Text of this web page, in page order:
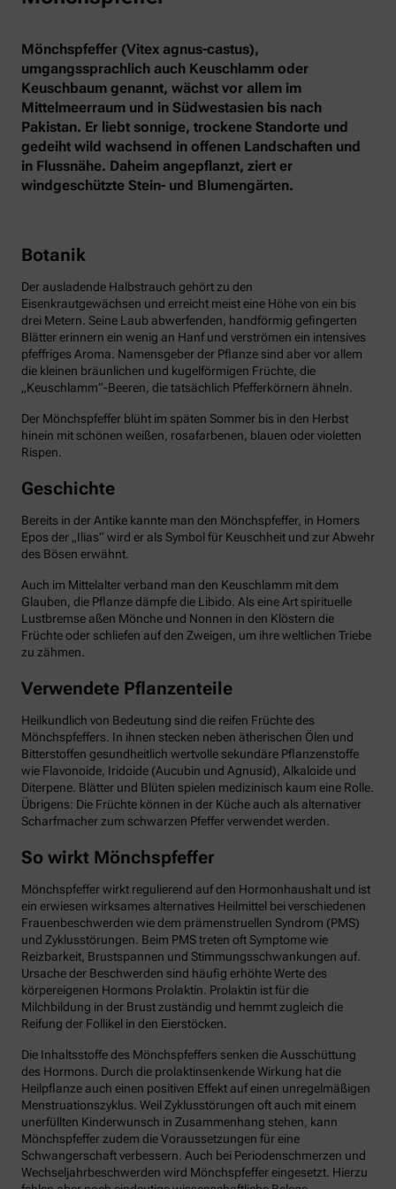
Mönchspfeffer (Vitex agnus-castus),
umgangssprachlich auch Keuschlamm oder
Keuschbaum genannt, wächst vor allem im
Mittelmeerraum und in Südwestasien bis nach
Pakistan. Er liebt sonnige, trockene Standorte und
gedeiht wild wachsend in offenen Landschaften und
in Flussnähe. Daheim angepflanzt, ziert er
windgeschützte Stein- und Blumengärten.
Botanik
Der ausladende Halbstrauch gehört zu den
Eisenkrautgewächsen und erreicht meist eine Höhe von ein bis
drei Metern. Seine Laub abwerfenden, handförmig gefingerten
Blätter erinnern ein wenig an Hanf und verströmen ein intensives
pfeffriges Aroma. Namensgeber der Pflanze sind aber vor allem
die kleinen bräunlichen und kugelförmigen Früchte, die
„Keuschlamm“-Beeren, die tatsächlich Pfefferkörnern ähneln.
Der Mönchspfeffer blüht im späten Sommer bis in den Herbst
hinein mit schönen weißen, rosafarbenen, blauen oder violetten
Rispen.
Geschichte
Bereits in der Antike kannte man den Mönchspfeffer, in Homers
Epos der „Ilias“ wird er als Symbol für Keuschheit und zur Abwehr
des Bösen erwähnt.
Auch im Mittelalter verband man den Keuschlamm mit dem
Glauben, die Pflanze dämpfe die Libido. Als eine Art spirituelle
Lustbremse aßen Mönche und Nonnen in den Klöstern die
Früchte oder schliefen auf den Zweigen, um ihre weltlichen Triebe
zu zähmen.
Verwendete Pflanzenteile
Heilkundlich von Bedeutung sind die reifen Früchte des
Mönchspfeffers. In ihnen stecken neben ätherischen Ölen und
Bitterstoffen gesundheitlich wertvolle sekundäre Pflanzenstoffe
wie Flavonoide, Iridoide (Aucubin und Agnusid), Alkaloide und
Diterpene. Blätter und Blüten spielen medizinisch kaum eine Rolle.
Übrigens: Die Früchte können in der Küche auch als alternativer
Scharfmacher zum schwarzen Pfeffer verwendet werden.
So wirkt Mönchspfeffer
Mönchspfeffer wirkt regulierend auf den Hormonhaushalt und ist
ein erwiesen wirksames alternatives Heilmittel bei verschiedenen
Frauenbeschwerden wie dem prämenstruellen Syndrom (PMS)
und Zyklusstörungen. Beim PMS treten oft Symptome wie
Reizbarkeit, Brustspannen und Stimmungsschwankungen auf.
Ursache der Beschwerden sind häufig erhöhte Werte des
körpereigenen Hormons Prolaktin. Prolaktin ist für die
Milchbildung in der Brust zuständig und hemmt zugleich die
Reifung der Follikel in den Eierstöcken.
Die Inhaltsstoffe des Mönchspfeffers senken die Ausschüttung
des Hormons. Durch die prolaktinsenkende Wirkung hat die
Heilpflanze auch einen positiven Effekt auf einen unregelmäßigen
Menstruationszyklus. Weil Zyklusstörungen oft auch mit einem
unerfüllten Kinderwunsch in Zusammenhang stehen, kann
Mönchspfeffer zudem die Voraussetzungen für eine
Schwangerschaft verbessern. Auch bei Periodenschmerzen und
Wechseljahrbeschwerden wird Mönchspfeffer eingesetzt. Hierzu